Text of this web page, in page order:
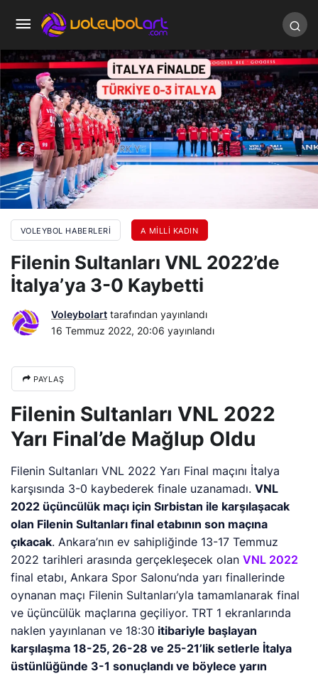
VOLEYBOL HABERLERI A MILLI KADIN
Filenin Sultanları VNL 2022’de
İtalya’ya 3-0 Kaybetti
Voleybolart tarafından yayınlandı
16 Temmuz 2022, 20:06 yayınlandı
PAYLAŞ
Filenin Sultanları VNL 2022
Yarı Final’de Mağlup Oldu
Filenin Sultanları VNL 2022 Yarı Final maçını İtalya
karşısında 3-0 kaybederek finale uzanamadı.VNL
2022 üçüncülük maçı için Sırbistan ile karşılaşacak
olan Filenin Sultanları final etabının son maçına
çıkacak. Ankara’nın ev sahipliğinde 13-17 Temmuz
2022 tarihleri arasında gerçekleşecek olanVNL 2022
final etabı, Ankara Spor Salonu’nda yarı finallerinde
oynanan maçı Filenin Sultanları’yla tamamlanarak final
ve üçüncülük maçlarına geçiliyor. TRT 1 ekranlarında
naklen yayınlanan ve 18:30 itibariyle başlayan
karşılaşma 18-25, 26-28 ve 25-21’lik setlerle İtalya
üstünlüğünde 3-1 sonuçlandı ve böylece yarın